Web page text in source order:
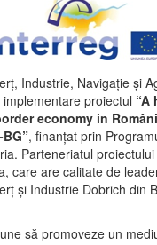
Industrie, Navigație și
proiectul “A
economy in
BG”, finanțat prin
Parteneriatul
care are calitate de
și Industrie Dobrich din
să promoveze un